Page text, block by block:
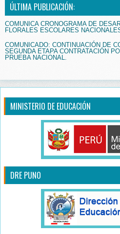
ÚLTIMA PUBLICACIÓN:
COMUNICA CRONOGRAMA DE
FLORALES ESCOLARES
COMUNICADO: CONTINUACIÓN DE
SEGUNDA ETAPA CONTRATACIÓN
PRUEBA NACIONAL.
MINISTERIO DE EDUCACIÓN
DRE PUNO